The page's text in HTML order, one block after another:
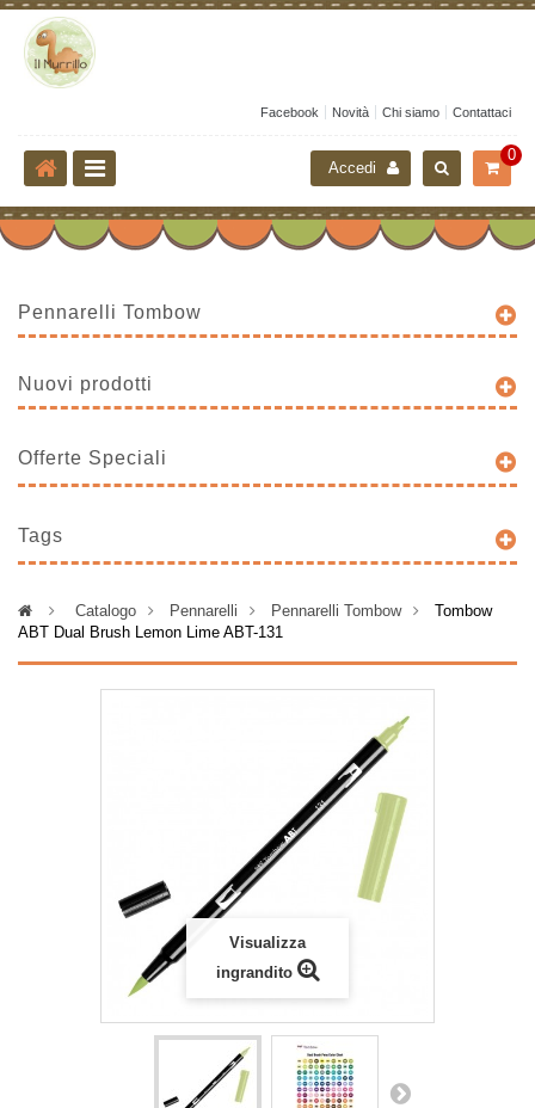
Facebook Novità Chi siamo Contattaci
0
Accedi
Pennarelli Tombow
Nuovi prodotti
Offerte Speciali
Tags
> Catalogo > Pennarelli > Pennarelli Tombow >
Tombow
ABT Dual Brush Lemon Lime ABT-131
Visualizza
ingrandito